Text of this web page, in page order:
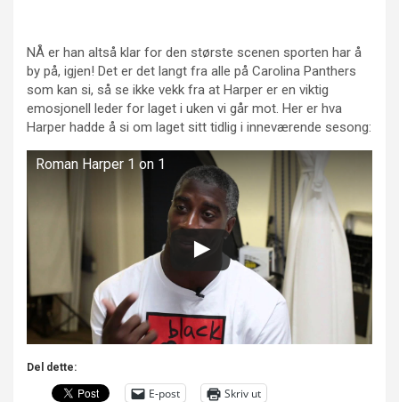
NÅ er han altså klar for den største scenen sporten har å
by på, igjen! Det er det langt fra alle på Carolina Panthers
som kan si, så se ikke vekk fra at Harper er en viktig
emosjonell leder for laget i uken vi går mot. Her er hva
Harper hadde å si om laget sitt tidlig i inneværende sesong:
Roman Harper 1 on 1
Del dette:
E-post Skriv ut